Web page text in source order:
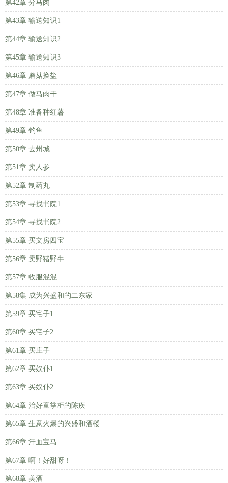
第42章 分马肉
第43章 输送知识1
第44章 输送知识2
第45章 输送知识3
第46章 蘑菇换盐
第47章 做马肉干
第48章 准备种红薯
第49章 钓鱼
第50章 去州城
第51章 卖人参
第52章 制药丸
第53章 寻找书院1
第54章 寻找书院2
第55章 买文房四宝
第56章 卖野猪野牛
第57章 收服混混
第58集 成为兴盛和的二东家
第59章 买宅子1
第60章 买宅子2
第61章 买庄子
第62章 买奴仆1
第63章 买奴仆2
第64章 治好童掌柜的陈疾
第65章 生意火爆的兴盛和酒楼
第66章 汗血宝马
第67章 啊！好甜呀！
第68章 美酒